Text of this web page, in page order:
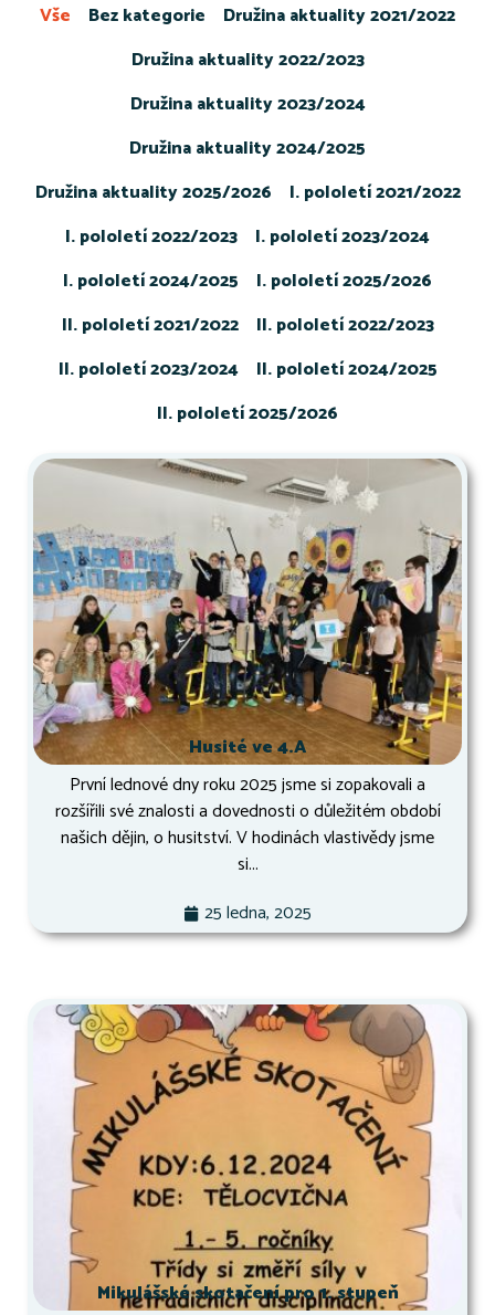
Bez kategorie
Družina aktuality 2021/2022
Družina aktuality 2022/2023
Družina aktuality 2023/2024
Družina aktuality 2024/2025
Družina aktuality 2025/2026
I. pololetí 2021/2022
I. pololetí 2022/2023
I. pololetí 2023/2024
I. pololetí 2024/2025
I. pololetí 2025/2026
II. pololetí 2021/2022
II. pololetí 2022/2023
II. pololetí 2023/2024
II. pololetí 2024/2025
II. pololetí 2025/2026
Vše
Husité ve 4.A
První lednové dny roku 2025 jsme si zopakovali a
rozšířili své znalosti a dovednosti o důležitém období
našich dějin, o husitství. V hodinách vlastivědy jsme
si...
25 ledna, 2025
Mikulášské skotačení pro 1. stupeň